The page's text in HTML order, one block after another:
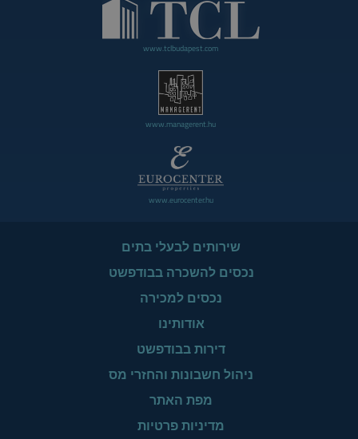
www.tclbudapest.com
www.managerent.hu
www.eurocenter.hu
שירותים לבעלי בתים
נכסים להשכרה בבודפשט
נכסים למכירה
אודותינו
דירות בבודפשט
ניהול חשבונות והחזרי מס
מפת האתר
מדיניות פרטיות